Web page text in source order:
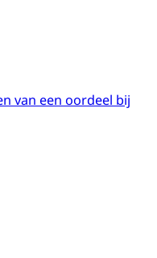
van een oordeel bij